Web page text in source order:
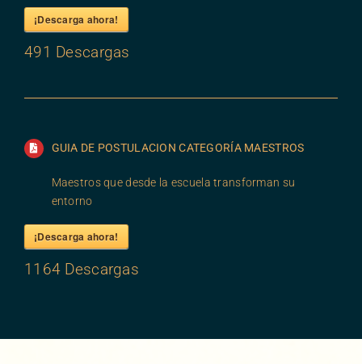
¡Descarga ahora!
491 Descargas
GUIA DE POSTULACION CATEGORÍA MAESTROS
Maestros que desde la escuela transforman su
entorno
¡Descarga ahora!
1164 Descargas